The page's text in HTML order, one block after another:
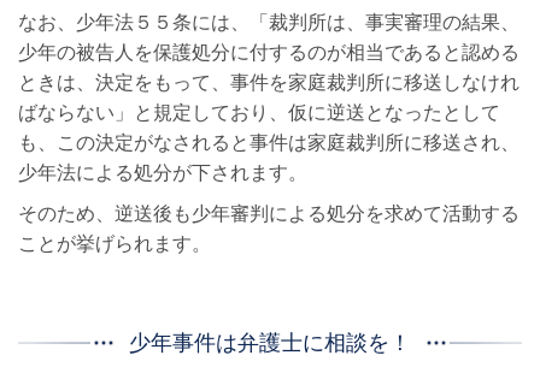
なお、少年法５５条には、「裁判所は、事実審理の結果、
少年の被告人を保護処分に付するのが相当であると認める
ときは、決定をもって、事件を家庭裁判所に移送しなけれ
ばならない」と規定しており、仮に逆送となったとして
も、この決定がなされると事件は家庭裁判所に移送され、
少年法による処分が下されます。
そのため、逆送後も少年審判による処分を求めて活動する
ことが挙げられます。
少年事件は弁護士に相談を！